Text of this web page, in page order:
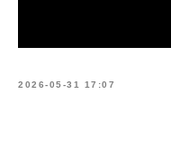
2026-05-31 17:07